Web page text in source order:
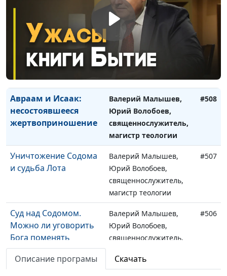
священнослужитель,
магистр теологии
Как найти хорошую
жену: невеста для
Исаака
Валерий Малышев,
Юрий Волобоев,
священнослужитель,
магистр теологии
Авраам и Исаак:
несостоявшееся
жертвоприношение
Валерий Малышев,
Юрий Волобоев,
священнослужитель,
магистр теологии
#508
Уничтожение Содома
и судьба Лота
Валерий Малышев,
Юрий Волобоев,
священнослужитель,
магистр теологии
#507
Суд над Содомом.
Можно ли уговорить
Бога поменять
решение
Валерий Малышев,
Юрий Волобоев,
священнослужитель,
#506
Валерий Малышев,
#505
Описание програмы Скачать